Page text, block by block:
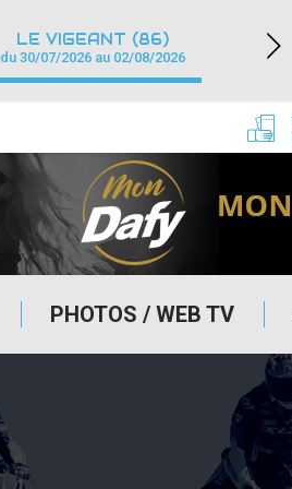
PHOTOS / WEB TV
LE VIGEANT (86)
du 30/07/2026 au 02/08/2026